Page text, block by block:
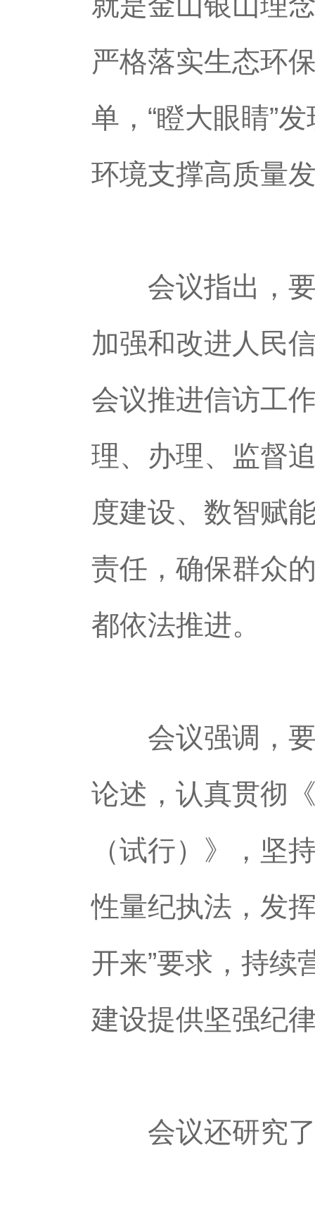
严格落实生态环
单，“瞪大眼睛”
环境支撑高质量
会议指出，要
加强和改进人民
会议推进信访工
理、办理、监督
度建设、数智赋
责任，确保群众
都依法推进。
会议强调，要
论述，认真贯彻
（试行）》，坚
性量纪执法，发
开来”要求，持续
建设提供坚强纪
会议还研究了